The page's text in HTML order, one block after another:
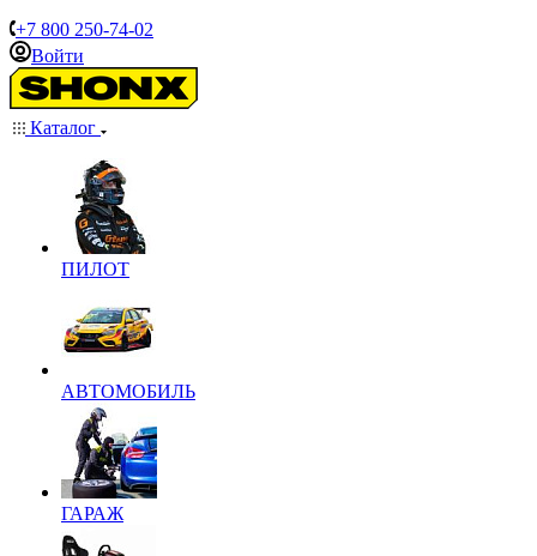
+7 800 250-74-02
Войти
Каталог
ПИЛОТ
АВТОМОБИЛЬ
ГАРАЖ